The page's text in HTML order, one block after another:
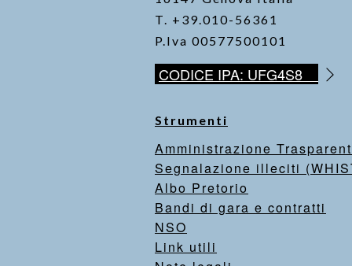
T. +39.010-56361
P.Iva 00577500101
CODICE IPA: UFG4S8
Strumenti
Amministrazione
Segnalazione illeciti
Albo Pretorio
Bandi di gara e contratti
NSO
Link utili